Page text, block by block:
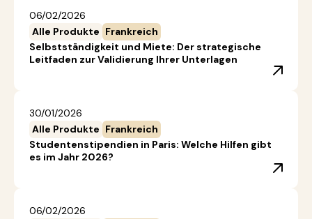
06/02/2026
Alle Produkte Frankreich
Selbstständigkeit und Miete: Der strategische
Leitfaden zur Validierung Ihrer Unterlagen
30/01/2026
Alle Produkte Frankreich
Studentenstipendien in Paris: Welche Hilfen gibt
es im Jahr 2026?
06/02/2026